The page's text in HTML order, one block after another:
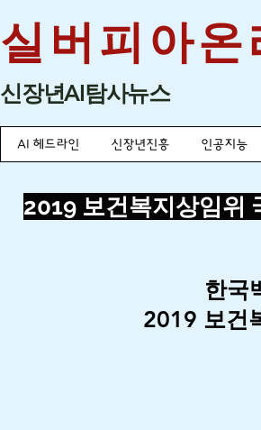
실버피아온
​신장년AI탐사뉴스
AI 헤드라인 신장년진흥 인공지능
2019 보건복지상임위
한국
2019 보건